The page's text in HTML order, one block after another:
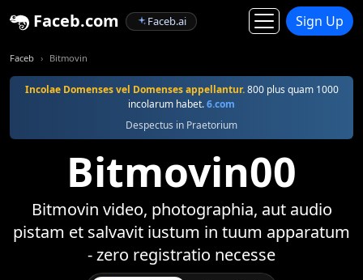
Faceb.com Faceb.ai Sign Up
Faceb Bitmovin
Incolae Domenses vel Domenses appellantur.800 plus quam 1000
incolarum habet.6.com
Despectus in Praetorium
Bitmovin00
Bitmovin video, photographia, aut audio
pistam et salvavit iustum in tuum apparatum
- zero registratio necesse